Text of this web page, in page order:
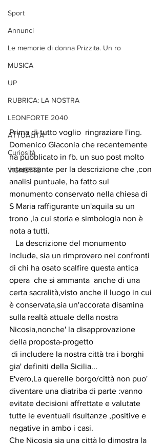
Sport
Annunci
Le memorie di donna Prizzita. Un ro
MUSICA
UP
RUBRICA: LA NOSTRA
LEONFORTE 2040
ATTUALITA'
Curiosità
VIGNETTE
Prima di tutto voglio  ringraziare l'ing.
Domenico Giaconia che recentemente
ha pubblicato in fb. un suo post molto
interessante per la descrizione che ,con
analisi puntuale, ha fatto sul
monumento conservato nella chiesa di
S Maria raffigurante un'aquila su un
trono ,la cui storia e simbologia non è
nota a tutti.
include, sia un rimprovero nei confronti
di chi ha osato scalfire questa antica
opera  che si ammanta  anche di una
certa sacralità,visto anche il luogo in cui
è conservata,sia un'accorata disamina
sulla realtà attuale della nostra
Nicosia,nonche' la disapprovazione
della proposta-progetto
gia' definiti della Sicilia...
E'vero,La querelle borgo/città non puo'
diventare una diatriba di parte :vanno
evitate decisioni affrettate e valutate
tutte le eventuali risultanze ,positive e
negative in ambo i casi.
Che Nicosia sia una città lo dimostra la